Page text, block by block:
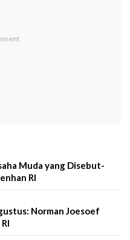
Muda yang Disebut-
RI
Norman Joesoef